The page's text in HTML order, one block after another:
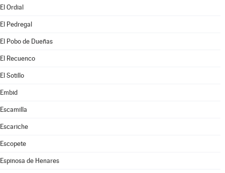
El Ordial
El Pedregal
El Pobo de Dueñas
El Recuenco
El Sotillo
Embid
Escamilla
Escariche
Escopete
Espinosa de Henares